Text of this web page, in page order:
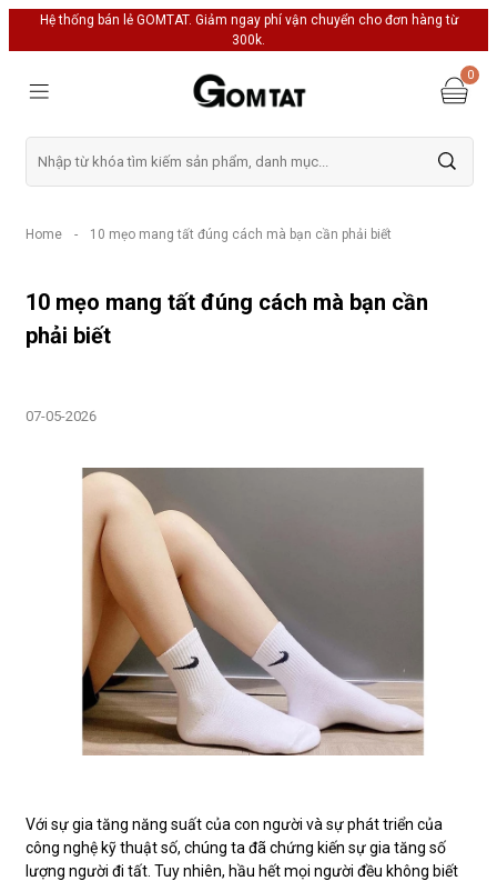
Hệ thống bán lẻ GOMTAT. Giảm ngay phí vận chuyển cho đơn hàng từ
300k.
0
Home - 10 mẹo mang tất đúng cách mà bạn cần phải biết
10 mẹo mang tất đúng cách mà bạn cần
phải biết
07-05-2026
Với sự gia tăng năng suất của con người và sự phát triển của
công nghệ kỹ thuật số, chúng ta đã chứng kiến sự gia tăng số
lượng người đi tất. Tuy nhiên, hầu hết mọi người đều không biết